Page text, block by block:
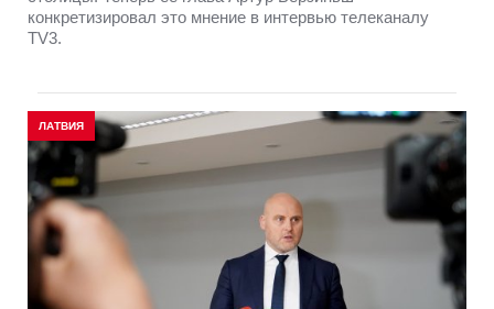
конкретизировал это мнение в интервью телеканалу
TV3.
ЛАТВИЯ